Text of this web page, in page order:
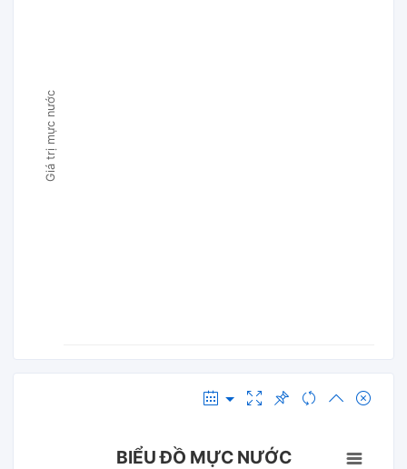
Giá trị mực nước
BIỂU ĐỒ MỰC NƯỚC